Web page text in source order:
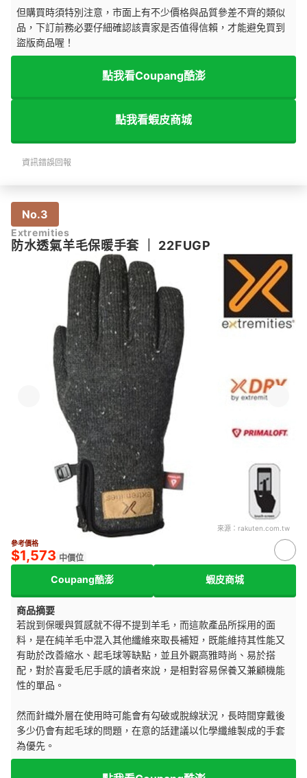
但購買時須特別注意，市面上有不少價格與品質參差不齊的類似
品，下訂前務必要仔細確認該賣家是否值得信賴，才能避免買到
盜版商品喔！
點我看Coupang酷澎
點我看蝦皮商城
資訊錯誤回報
No.3
Extremities
防水透氣羊毛保暖手套 22FUGP
來源： rakuten.com.tw
參考價格
$1,573 中價位
Coupang酷澎 蝦皮商城
商品摘要
若說到保暖與質感就不得不提到羊毛，而這款產品所採用的面
料，是在純羊毛中混入其他纖維來取長補短，既能維持其性能又
有助於改善縮水、起毛球等缺點，並且外觀高雅時尚、易於搭
配，對於喜愛毛尼手感的讀者來說，是相對容易保養又兼顧機能
性的單品。
然而針織外層在使用時可能會有勾破或脫線狀況，長時間穿戴後
多少仍會有起毛球的問題，在意的話建議以化學纖維製成的手套
為優先。